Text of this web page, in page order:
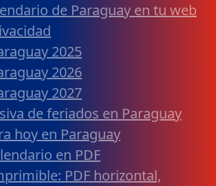
de Paraguay en tu web
2025
2026
2027
de feriados en Paraguay
hoy en Paraguay
en PDF
PDF horizontal,